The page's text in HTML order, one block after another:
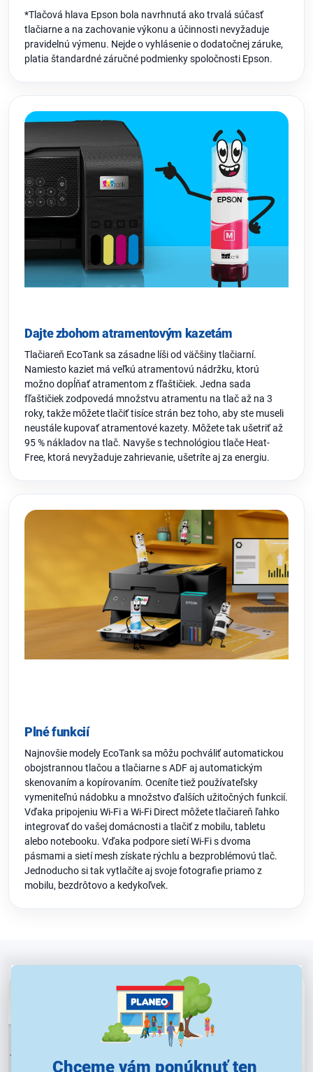
Chceme vám ponúknuť ten
*Tlačová hlava Epson bola navrhnutá ako trvalá súčasť
tlačiarne a na zachovanie výkonu a účinnosti nevyžaduje
pravidelnú výmenu. Nejde o vyhlásenie o dodatočnej záruke,
platia štandardné záručné podmienky spoločnosti Epson.
Dajte zbohom atramentovým kazetám
Tlačiareň EcoTank sa zásadne líši od väčšiny tlačiarní.
Namiesto kaziet má veľkú atramentovú nádržku, ktorú
možno dopĺňať atramentom z fľaštičiek. Jedna sada
fľaštičiek zodpovedá množstvu atramentu na tlač až na 3
roky, takže môžete tlačiť tisíce strán bez toho, aby ste museli
neustále kupovať atramentové kazety. Môžete tak ušetriť až
95 % nákladov na tlač. Navyše s technológiou tlače Heat-
Free, ktorá nevyžaduje zahrievanie, ušetríte aj za energiu.
Plné funkcií
Najnovšie modely EcoTank sa môžu pochváliť automatickou
obojstrannou tlačou a tlačiarne s ADF aj automatickým
skenovaním a kopírovaním. Oceníte tiež používateľsky
vymeniteľnú nádobku a množstvo ďalších užitočných funkcií.
Vďaka pripojeniu Wi-Fi a Wi-Fi Direct môžete tlačiareň ľahko
integrovať do vašej domácnosti a tlačiť z mobilu, tabletu
alebo notebooku. Vďaka podpore sietí Wi-Fi s dvoma
pásmami a sietí mesh získate rýchlu a bezproblémovú tlač.
Jednoducho si tak vytlačíte aj svoje fotografie priamo z
mobilu, bezdrôtovo a kedykoľvek.